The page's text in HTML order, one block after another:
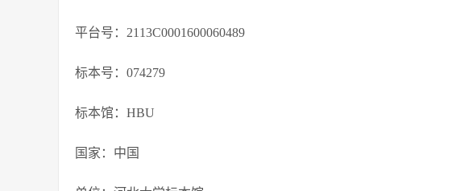
平台号：2113C0001600060489
标本号：074279
标本馆：HBU
国家：中国